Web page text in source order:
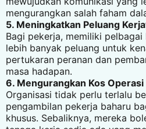
mengurangkan salah faham
5. Meningkatkan Peluang
Bagi pekerja, memiliki
lebih banyak peluang untuk
pertukaran peranan dan
masa hadapan.
6. Mengurangkan Kos Operasi
Organisasi tidak perlu terlalu
pengambilan pekerja baharu
khusus. Sebaliknya, mereka